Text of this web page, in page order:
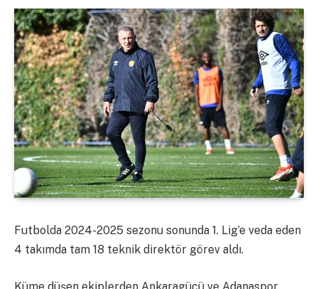
Futbolda 2024-2025 sezonu sonunda 1. Lig’e veda eden
4 takımda tam 18 teknik direktör görev aldı.